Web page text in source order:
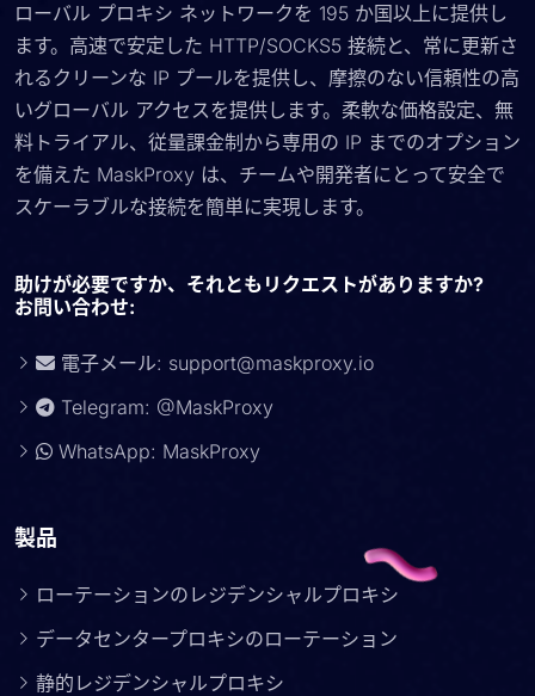
ローバル プロキシ ネットワークを 195 か国以上に提供し
ます。高速で安定した HTTP/SOCKS5 接続と、常に更新さ
れるクリーンな IP プールを提供し、摩擦のない信頼性の高
いグローバル アクセスを提供します。柔軟な価格設定、無
料トライアル、従量課金制から専用の IP までのオプション
を備えた MaskProxy は、チームや開発者にとって安全で
スケーラブルな接続を簡単に実現します。
助けが必要ですか、それともリクエストがありますか?
お問い合わせ:
電子メール: support@maskproxy.io
Telegram: @MaskProxy
WhatsApp: MaskProxy
製品
ローテーションのレジデンシャルプロキシ
データセンタープロキシのローテーション
静的レジデンシャルプロキシ